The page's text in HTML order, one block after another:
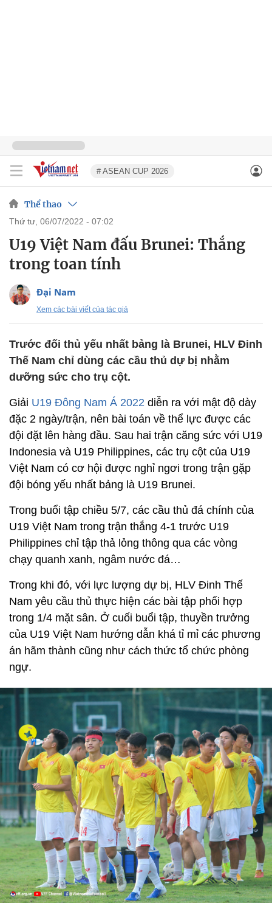
# ASEAN CUP 2026
Thể thao
thứ tư, 06/07/2022 - 07:02
U19 Việt Nam đấu Brunei: Thắng
trong toan tính
Đại Nam
Xem các bài viết của tác giả
Trước đối thủ yếu nhất bảng là Brunei, HLV Đinh
Thế Nam chỉ dùng các cầu thủ dự bị nhằm
dưỡng sức cho trụ cột.
Giải U19 Đông Nam Á 2022 diễn ra với mật độ dày
đặc 2 ngày/trận, nên bài toán về thể lực được các
đội đặt lên hàng đầu. Sau hai trận căng sức với U19
Indonesia và U19 Philippines, các trụ cột của U19
Việt Nam có cơ hội được nghỉ ngơi trong trận gặp
đội bóng yếu nhất bảng là U19 Brunei.
Trong buổi tập chiều 5/7, các cầu thủ đá chính của
U19 Việt Nam trong trận thắng 4-1 trước U19
Philippines chỉ tập thả lỏng thông qua các vòng
chạy quanh xanh, ngâm nước đá…
Trong khi đó, với lực lượng dự bị, HLV Đinh Thế
Nam yêu cầu thủ thực hiện các bài tập phối hợp
trong 1/4 mặt sân. Ở cuối buổi tập, thuyền trưởng
của U19 Việt Nam hướng dẫn khá tỉ mỉ các phương
án hãm thành cũng như cách thức tổ chức phòng
ngự.